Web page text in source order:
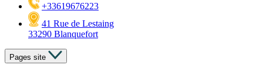
+33619676223
41 Rue de Lestaing
33290 Blanquefort
Pages site